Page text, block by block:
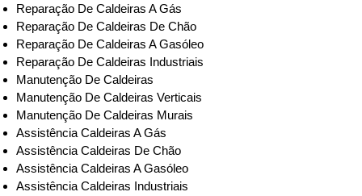
Reparação De Caldeiras A Gás
Reparação De Caldeiras De Chão
Reparação De Caldeiras A Gasóleo
Reparação De Caldeiras Industriais
Manutenção De Caldeiras
Manutenção De Caldeiras Verticais
Manutenção De Caldeiras Murais
Assistência Caldeiras A Gás
Assistência Caldeiras De Chão
Assistência Caldeiras A Gasóleo
Assistência Caldeiras Industriais